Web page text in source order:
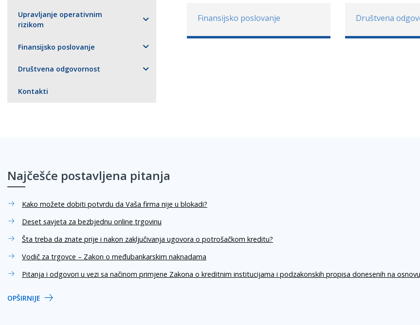
Upravljanje operativnim
rizikom
Finansijsko poslovanje
Društvena odgovornost
Kontakti
Finansijsko poslovanje Društvena
Najčešće postavljena pitanja
Kako možete dobiti potvrdu da Vaša firma nije u blokadi?
Deset savjeta za bezbjednu online trgovinu
Šta treba da znate prije i nakon zaključivanja ugovora o potrošačkom kreditu?
Vodič za trgovce – Zakon o međubankarskim naknadama
Pitanja i odgovori u vezi sa načinom primjene Zakona o kreditnim institucijama i podzakonskih propisa donesenih na
OPŠIRNIJE